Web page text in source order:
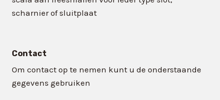
scharnier of sluitplaat
Contact
Om contact op te nemen kunt u de onderstaande
gegevens gebruiken